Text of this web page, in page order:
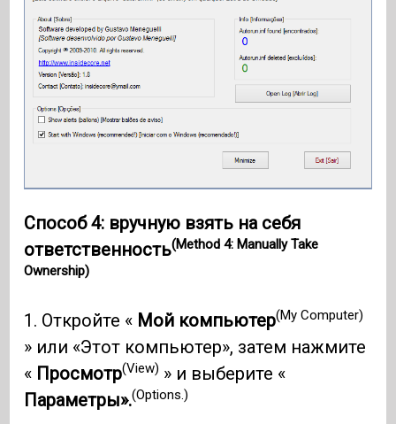
Способ 4: вручную взять на себя
ответственность(Method 4: Manually Take
Ownership)
1. Откройте « Мой компьютер(My Computer)
» или «Этот компьютер», затем нажмите
« Просмотр(View) » и выберите «
Параметры».(Options.)